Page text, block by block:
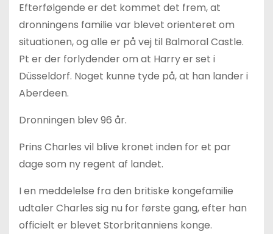
Efterfølgende er det kommet det frem, at
dronningens familie var blevet orienteret om
situationen, og alle er på vej til Balmoral Castle.
Pt er der forlydender om at Harry er set i
Düsseldorf. Noget kunne tyde på, at han lander i
Aberdeen.
Dronningen blev 96 år.
Prins Charles vil blive kronet inden for et par
dage som ny regent af landet.
I en meddelelse fra den britiske kongefamilie
udtaler Charles sig nu for første gang, efter han
officielt er blevet Storbritanniens konge.